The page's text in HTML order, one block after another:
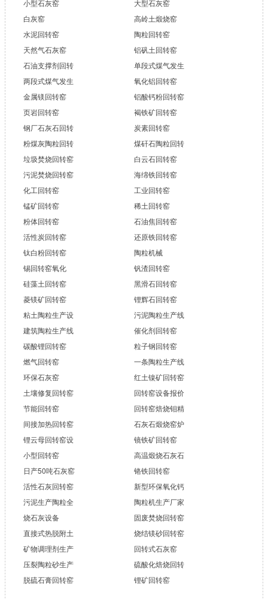
小型石灰窑
大型石灰窑
白灰窑
高岭土煅烧窑
水泥回转窑
陶粒回转窑
天然气石灰窑
铝矾土回转窑
石油支撑剂回转
单段式煤气发生
两段式煤气发生
氧化铝回转窑
金属镁回转窑
铝酸钙粉回转窑
页岩回转窑
褐铁矿回转窑
钢厂石灰石回转
炭素回转窑
粉煤灰陶粒回转
煤矸石陶粒回转
垃圾焚烧回转窑
白云石回转窑
污泥焚烧回转窑
海绵铁回转窑
化工回转窑
工业回转窑
锰矿回转窑
稀土回转窑
粉体回转窑
石油焦回转窑
活性炭回转窑
还原铁回转窑
钛白粉回转窑
陶粒机械
锡回转窑氧化
钒渣回转窑
硅藻土回转窑
黑滑石回转窑
菱镁矿回转窑
锂辉石回转窑
粘土陶粒生产设
污泥陶粒生产线
建筑陶粒生产线
催化剂回转窑
碳酸锂回转窑
粒子钢回转窑
燃气回转窑
一条陶粒生产线
环保石灰窑
红土镍矿回转窑
土壤修复回转窑
回转窑设备报价
节能回转窑
回转窑焙烧钼精
间接加热回转窑
石灰石煅烧窑炉
锂云母回转窑设
镜铁矿回转窑
小型回转窑
高温煅烧石灰石
日产50吨石灰窑
铬铁回转窑
活性石灰回转窑
新型环保氧化钙
污泥生产陶粒全
陶粒机生产厂家
烧石灰设备
固废焚烧回转窑
直接式热脱附土
烧结镁砂回转窑
矿物调理剂生产
回转式石灰窑
压裂陶粒砂生产
硫酸化焙烧回转
脱硫石膏回转窑
锂矿回转窑